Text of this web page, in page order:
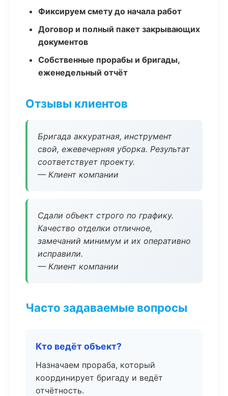
Фиксируем смету до начала работ
Договор и полный пакет закрывающих
документов
Собственные прорабы и бригады,
еженедельный отчёт
Отзывы клиентов
Бригада аккуратная, инструмент
свой, ежевечерняя уборка. Результат
соответствует проекту.
— Клиент компании
Сдали объект строго по графику.
Качество отделки отличное,
замечаний минимум и их оперативно
исправили.
— Клиент компании
Часто задаваемые вопросы
Кто ведёт объект?
Назначаем прораба, который
координирует бригаду и ведёт
отчётность.